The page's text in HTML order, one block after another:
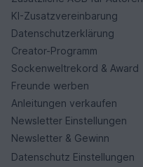
KI-Zusatzvereinbarung
Datenschutzerklärung
Creator-Programm
Sockenweltrekord & Award
Freunde werben
Anleitungen verkaufen
Newsletter Einstellungen
Newsletter & Gewinn
Datenschutz Einstellungen